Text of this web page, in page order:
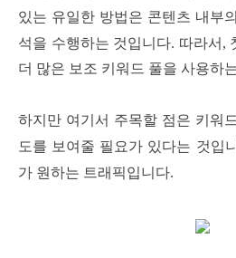
있는 유일한 방법은 콘텐츠 내부
석을 수행하는 것입니다. 따라서,
더 많은 보조 키워드 풀을 사용하
하지만 여기서 주목할 점은 키워
도를 보여줄 필요가 있다는 것입
가 원하는 트래픽입니다.